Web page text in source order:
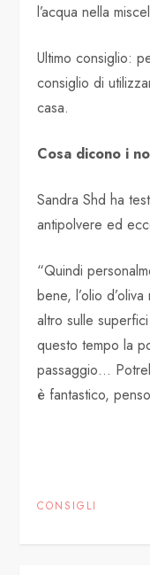
l’acqua nella
Ultimo consiglio:
consiglio di
casa.
Cosa dicono i
Sandra Shd ha
antipolvere ed
“Quindi
bene, l’olio
altro sulle
questo tempo la
passaggio…
è fantastico,
CONSIGLI